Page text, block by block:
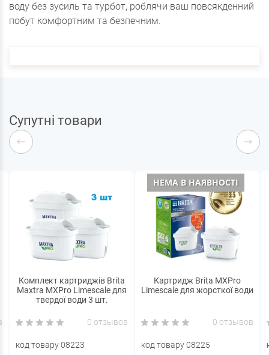
воду без зусиль та турбот, роблячи ваш повсякденний
побут комфортним та безпечним.
Супутні товари
Комплект картриджів Brita
Maxtra MXPro Limescale для
твердої води 3 шт.
0 отзывов
код товару 08223
НЕМА В НАЯВНОСТІ
Картридж Brita MXPro
Limescale для жорсткої води
0 отзывов
код товару 08225